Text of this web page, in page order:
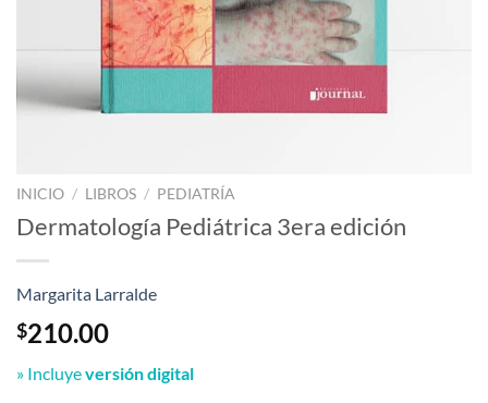
INICIO / LIBROS / PEDIATRÍA
Dermatología Pediátrica 3era edición
Margarita Larralde
$210.00
» Incluyeversión digital